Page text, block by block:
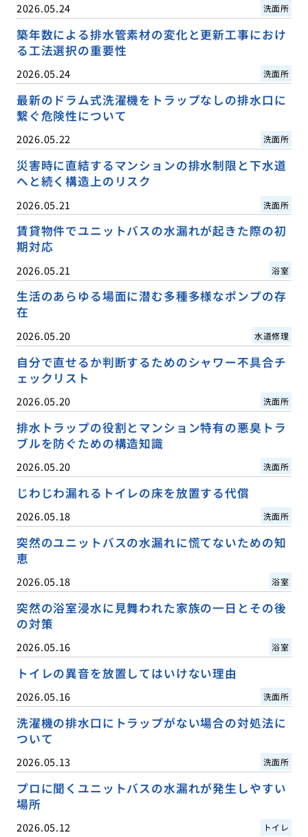
2026.05.24 洗面所
築年数による排水管素材の変化と更新工事におけ
る工法選択の重要性
2026.05.24 洗面所
最新のドラム式洗濯機をトラップなしの排水口に
繋ぐ危険性について
2026.05.22 洗面所
災害時に直結するマンションの排水制限と下水道
へと続く構造上のリスク
2026.05.21 洗面所
賃貸物件でユニットバスの水漏れが起きた際の初
期対応
2026.05.21 浴室
生活のあらゆる場面に潜む多種多様なポンプの存
在
2026.05.20 水道修理
自分で直せるか判断するためのシャワー不具合チ
ェックリスト
2026.05.20 洗面所
排水トラップの役割とマンション特有の悪臭トラ
ブルを防ぐための構造知識
2026.05.20 洗面所
じわじわ漏れるトイレの床を放置する代償
2026.05.18 洗面所
突然のユニットバスの水漏れに慌てないための知
恵
2026.05.18 浴室
突然の浴室浸水に見舞われた家族の一日とその後
の対策
2026.05.16 浴室
トイレの異音を放置してはいけない理由
2026.05.16 洗面所
洗濯機の排水口にトラップがない場合の対処法に
ついて
2026.05.13 洗面所
プロに聞くユニットバスの水漏れが発生しやすい
場所
2026.05.12 トイレ